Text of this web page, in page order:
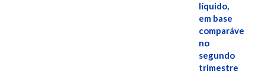
líquido,
em base
comparável,
no
segundo
trimestre